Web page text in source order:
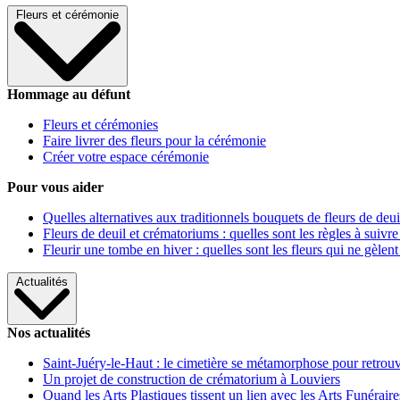
Fleurs et cérémonie
Hommage au défunt
Fleurs et cérémonies
Faire livrer des fleurs pour la cérémonie
Créer votre espace cérémonie
Pour vous aider
Quelles alternatives aux traditionnels bouquets de fleurs de
Fleurs de deuil et crématoriums : quelles sont les règles à
Fleurir une tombe en hiver : quelles sont les fleurs qui ne gèlent
Actualités
Nos actualités
Saint-Juéry-le-Haut : le cimetière se métamorphose pour
Un projet de construction de crématorium à Louviers
Quand les Arts Plastiques tissent un lien avec les Arts